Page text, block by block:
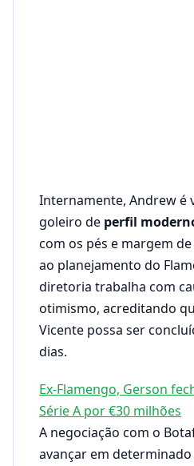
Internamente, Andrew é
goleiro de perfil
com os pés e margem
ao planejamento do
diretoria trabalha com
otimismo, acreditando
Vicente possa ser
dias.
Ex-Flamengo, Gerson
Série A por €30 milhões
A negociação com o
avançar em